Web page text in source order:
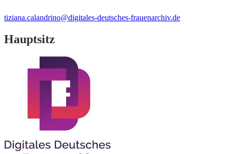
tiziana.calandrino@digitales-deutsches-frauenarchiv.de
Hauptsitz